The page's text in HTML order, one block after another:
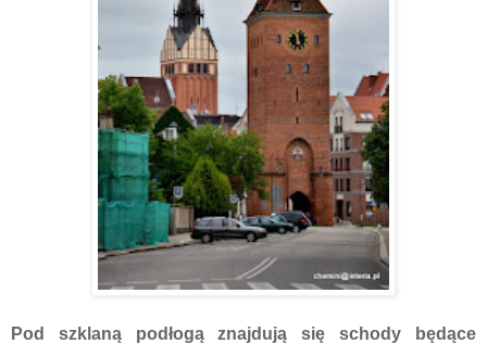
Pod szklaną podłogą znajdują się schody będące